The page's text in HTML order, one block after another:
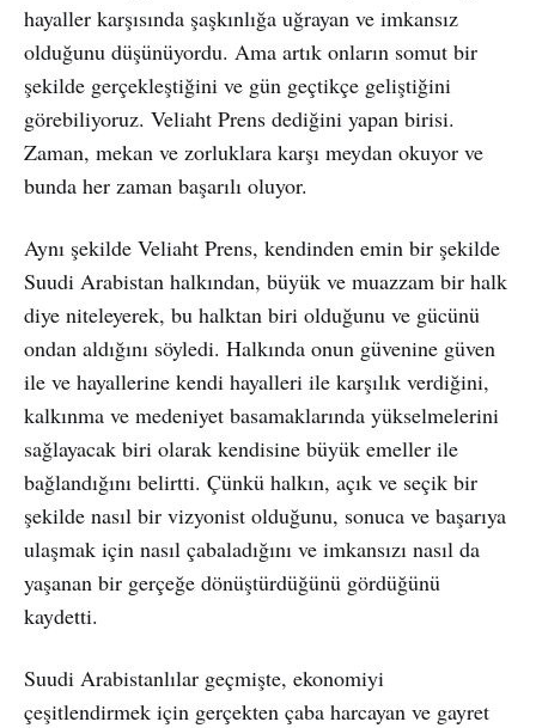
hayaller karşısında şaşkınlığa uğrayan ve imkansız
olduğunu düşünüyordu. Ama artık onların somut bir
şekilde gerçekleştiğini ve gün geçtikçe geliştiğini
görebiliyoruz. Veliaht Prens dediğini yapan birisi.
Zaman, mekan ve zorluklara karşı meydan okuyor ve
bunda her zaman başarılı oluyor.
Aynı şekilde Veliaht Prens, kendinden emin bir şekilde
Suudi Arabistan halkından, büyük ve muazzam bir halk
diye niteleyerek, bu halktan biri olduğunu ve gücünü
ondan aldığını söyledi. Halkında onun güvenine güven
ile ve hayallerine kendi hayalleri ile karşılık verdiğini,
kalkınma ve medeniyet basamaklarında yükselmelerini
sağlayacak biri olarak kendisine büyük emeller ile
bağlandığını belirtti. Çünkü halkın, açık ve seçik bir
şekilde nasıl bir vizyonist olduğunu, sonuca ve başarıya
ulaşmak için nasıl çabaladığını ve imkansızı nasıl da
yaşanan bir gerçeğe dönüştürdüğünü gördüğünü
kaydetti.
Suudi Arabistanlılar geçmişte, ekonomiyi
çeşitlendirmek için gerçekten çaba harcayan ve gayret